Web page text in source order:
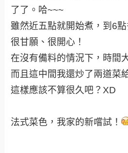
了了。哈~~~
雖然近五點就開始煮，到6
很甘願、很開心！
在沒有備料的情況下，時間
而且這中間我還炒了兩道菜
這樣應該不算很久吧？XD
法式菜色，我家的新嚐試！